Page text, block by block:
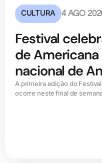
CULTURA 4 AGO
Festival
de
nacional de
A primeira edição do
ocorre neste final de